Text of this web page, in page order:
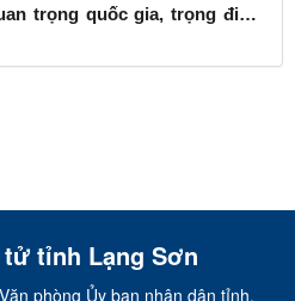
trọng quốc gia, trọng điểm
tỉnh Lạng Sơn
phòng Ủy ban nhân dân tỉnh.